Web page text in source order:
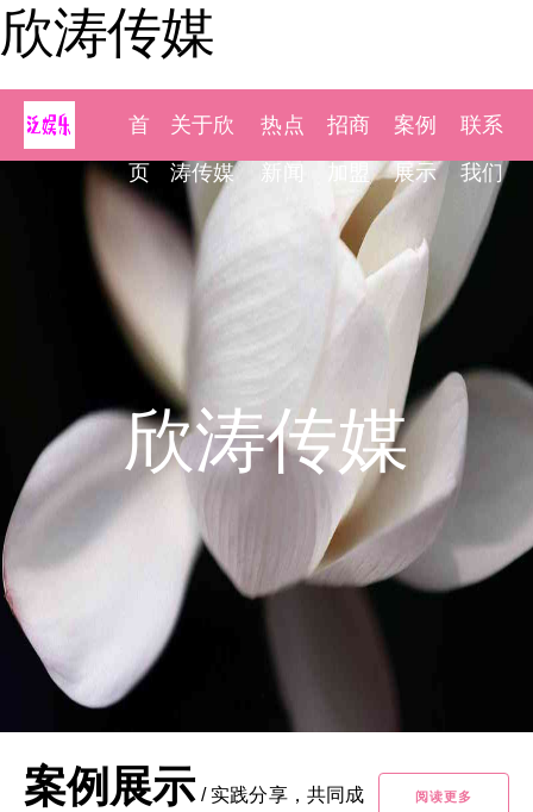
欣涛传媒
首
页
关于欣
涛传媒
热点
新闻
招商
加盟
案例
展示
联系
我们
欣涛传媒
案例展示 / 实践分享，共同成
阅读更多